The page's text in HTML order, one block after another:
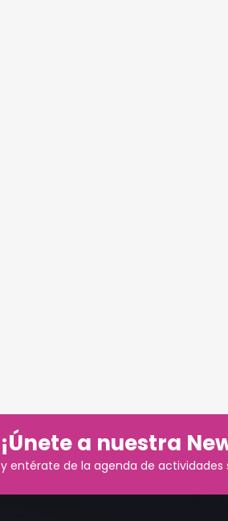
¡Únete a nuestra
y entérate de la agenda de actividades